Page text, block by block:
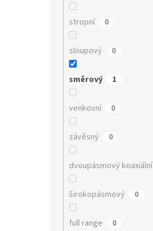
stropní 0
sloupový 0
směrový 1
venkovní 0
závěsný 0
dvoupásmový koaxiální
širokopásmový 0
full range 0